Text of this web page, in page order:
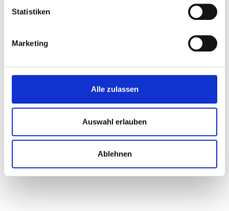
Statistiken
Marketing
Alle zulassen
Auswahl erlauben
Ablehnen
Auswahl treffen
: Wählen Sie die benötigte Anzahl an
Unkomplizierte Buchung
: Füllen Sie unser einfaches
Online-Formular aus.
Keine aufwendigen Renovierungen mehr – einfach
mieten, aufstellen und genießen. Unsere mobile Dusche
bietet alles, was Sie brauchen: Ideal für jede Umgebung!